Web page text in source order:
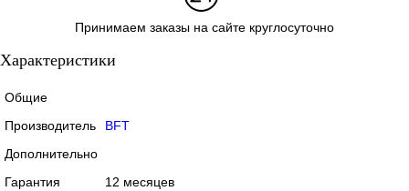
Принимаем заказы на сайте круглосуточно
Характеристики
Общие
Производитель
BFT
Дополнительно
Гарантия
12 месяцев